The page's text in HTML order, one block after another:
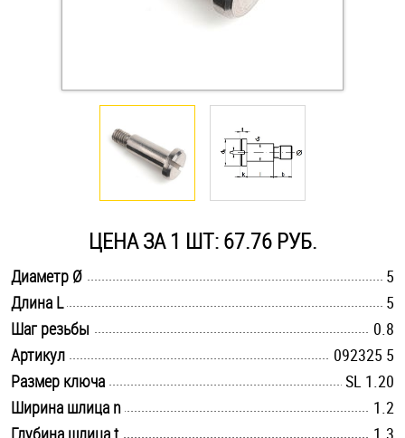
Саморезы и шурупы
Стопорные кольца
Такелаж
Хомуты
Шайбы
Шпильки
ЦЕНА ЗА 1 ШТ: 67.76 РУБ.
Диаметр Ø
5
Длина L
5
Шаг резьбы
0.8
Артикул
092325 5
Размер ключа
SL 1.20
Ширина шлица n
1.2
Глубина шлица t
1.3